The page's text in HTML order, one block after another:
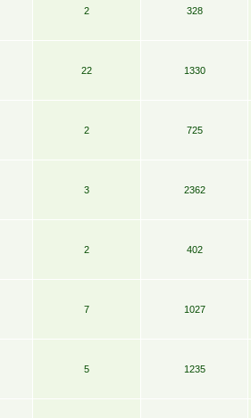
2
328
22
1330
2
725
3
2362
2
402
7
1027
5
1235